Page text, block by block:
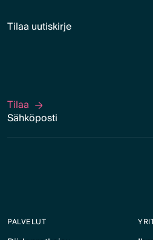
Tilaa uutiskirje
Tilaa
Tilaa
PALVELUT